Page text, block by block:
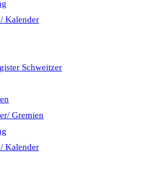
Kalender
Schweitzer
Gremien
Kalender